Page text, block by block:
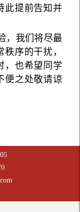
此提前告知并
，我们将尽最
序的干扰，
，也希望同学
便之处敬请谅